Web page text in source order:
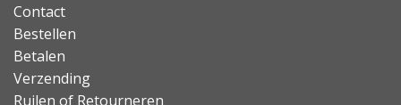
Contact
Bestellen
Betalen
Verzending
Ruilen of Retourneren